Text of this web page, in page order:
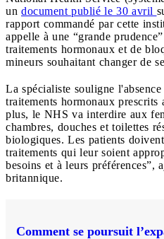
un document publié le 30 avril
rapport commandé par cette
appelle à une “grande
traitements hormonaux et de
mineurs souhaitant changer de
La spécialiste souligne
traitements hormonaux prescrits
plus, le NHS va interdire aux
chambres, douches et toilettes
biologiques. Les patients
traitements qui leur soient
besoins et à leurs préférences”,
britannique.
Comment se poursuit